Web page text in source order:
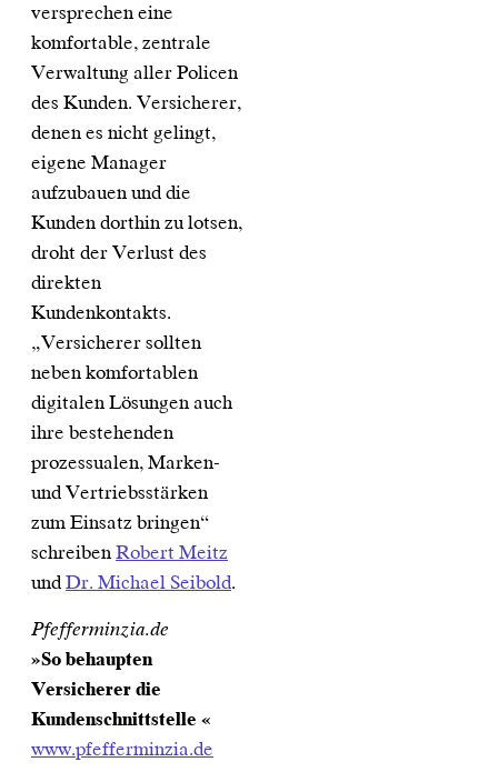
versprechen eine
komfortable, zentrale
Verwaltung aller Policen
des Kunden. Versicherer,
denen es nicht gelingt,
eigene Manager
aufzubauen und die
Kunden dorthin zu lotsen,
droht der Verlust des
direkten
Kundenkontakts.
„Versicherer sollten
neben komfortablen
digitalen Lösungen auch
ihre bestehenden
prozessualen, Marken-
und Vertriebsstärken
zum Einsatz bringen“
schreibenRobert Meitz
undDr. Michael Seibold.
Pfefferminzia.de
»So behaupten
Versicherer die
Kundenschnittstelle «
www.pfefferminzia.de